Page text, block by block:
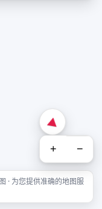
+ −
· 为您提供准确的地图服